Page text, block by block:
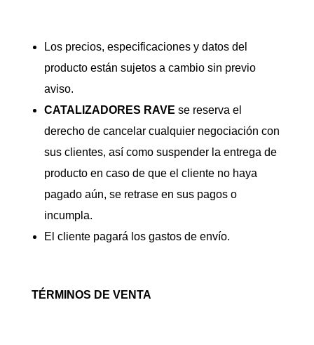
Los precios, especificaciones y datos del
producto están sujetos a cambio sin previo
aviso.
CATALIZADORES RAVE se reserva el
derecho de cancelar cualquier negociación con
sus clientes, así como suspender la entrega de
producto en caso de que el cliente no haya
pagado aún, se retrase en sus pagos o
incumpla.
El cliente pagará los gastos de envío.
TÉRMINOS DE VENTA